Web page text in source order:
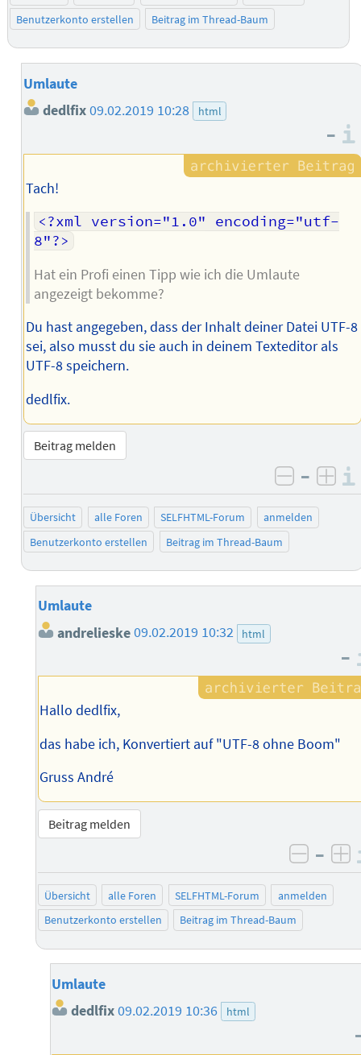
Benutzerkonto erstellen
Beitrag im Thread-Baum
Umlaute
dedlfix09.02.2019 10:28 html
–
Tach!
<?xml version="1.0" encoding="utf-
8"?>
Hat ein Profi einen Tipp wie ich die Umlaute
angezeigt bekomme?
Du hast angegeben, dass der Inhalt deiner Datei UTF-8
sei, also musst du sie auch in deinem Texteditor als
UTF-8 speichern.
dedlfix.
Beitrag melden
negativ
–
Übersicht alle Foren SELFHTML-Forum
anmelden
Benutzerkonto erstellen
Beitrag im Thread-Baum
Umlaute
andrelieske09.02.2019 10:32 html
–
Hallo dedlfix,
das habe ich, Konvertiert auf "UTF-8 ohne Boom"
Gruss André
Beitrag melden
–
Übersicht alle Foren SELFHTML-Forum
anmelden
Benutzerkonto erstellen
Beitrag im Thread-Baum
Umlaute
dedlfix09.02.2019 10:36 html